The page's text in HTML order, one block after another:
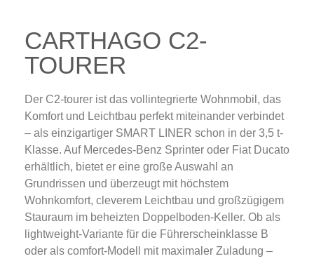
CARTHAGO C2-
TOURER
Der C2-tourer ist das vollintegrierte Wohnmobil, das
Komfort und Leichtbau perfekt miteinander verbindet
– als einzigartiger SMART LINER schon in der 3,5 t-
Klasse. Auf Mercedes-Benz Sprinter oder Fiat Ducato
erhältlich, bietet er eine große Auswahl an
Grundrissen und überzeugt mit höchstem
Wohnkomfort, cleverem Leichtbau und großzügigem
Stauraum im beheizten Doppelboden-Keller. Ob als
lightweight-Variante für die Führerscheinklasse B
oder als comfort-Modell mit maximaler Zuladung –